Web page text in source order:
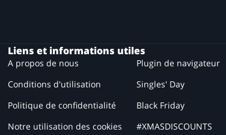
Liens et informations utiles
A propos de nous
Conditions d'utilisation
Politique de confidentialité
Notre utilisation des cookies
Plugin de navigateur
Singles' Day
Black Friday
#XMASDISCOUNTS